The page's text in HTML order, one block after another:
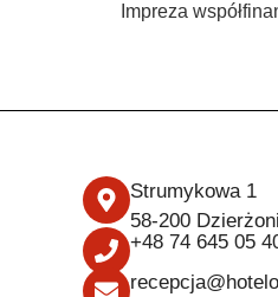
Impreza
Strumykowa 1
58-200
+48 74 645 05